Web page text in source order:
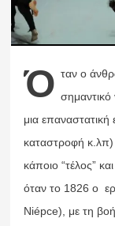
Ό ταν ο
μια επαναστατική
καταστροφή κ.λπ)
κάποιο “τέλος”
όταν το 1826 ο
Niépce), με τη